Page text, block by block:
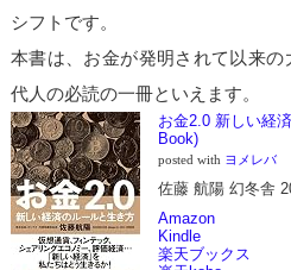
シフトです。
本書は、お金が発明されて以来
代人の必読の一冊といえます。
お金2.0 新しい経
Book)
posted with ヨメレバ
佐藤 航陽 幻冬舎
Amazon
Kindle
楽天ブックス